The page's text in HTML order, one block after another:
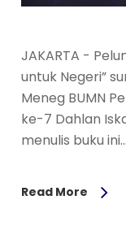
JAKARTA -
untuk Negeri”
Meneg BUMN
ke-7 Dahlan
menulis buku
Read More